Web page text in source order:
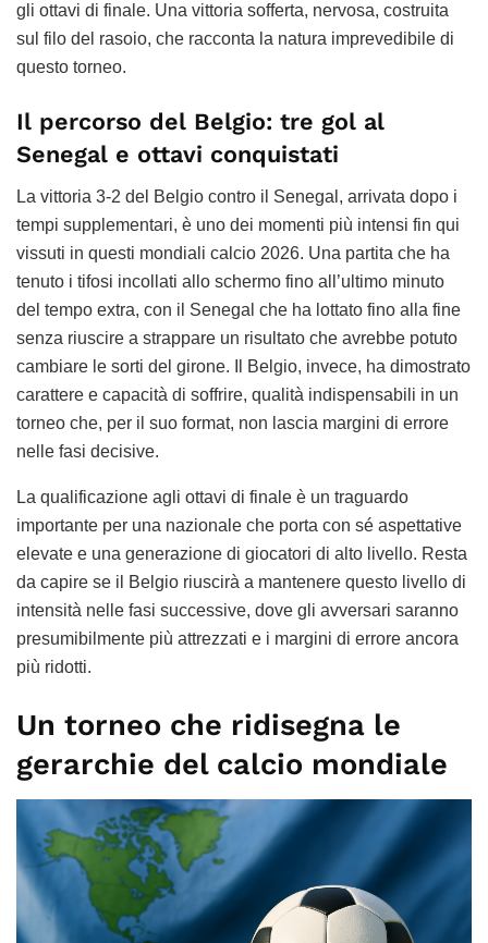
gli ottavi di finale. Una vittoria sofferta, nervosa, costruita
sul filo del rasoio, che racconta la natura imprevedibile di
questo torneo.
Il percorso del Belgio: tre gol al
Senegal e ottavi conquistati
La vittoria 3-2 del Belgio contro il Senegal, arrivata dopo i
tempi supplementari, è uno dei momenti più intensi fin qui
vissuti in questi mondiali calcio 2026. Una partita che ha
tenuto i tifosi incollati allo schermo fino all’ultimo minuto
del tempo extra, con il Senegal che ha lottato fino alla fine
senza riuscire a strappare un risultato che avrebbe potuto
cambiare le sorti del girone. Il Belgio, invece, ha dimostrato
carattere e capacità di soffrire, qualità indispensabili in un
torneo che, per il suo format, non lascia margini di errore
nelle fasi decisive.
La qualificazione agli ottavi di finale è un traguardo
importante per una nazionale che porta con sé aspettative
elevate e una generazione di giocatori di alto livello. Resta
da capire se il Belgio riuscirà a mantenere questo livello di
intensità nelle fasi successive, dove gli avversari saranno
presumibilmente più attrezzati e i margini di errore ancora
più ridotti.
Un torneo che ridisegna le
gerarchie del calcio mondiale